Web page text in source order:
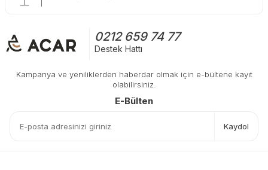
0212 659 74 77
Destek Hattı
Kampanya ve yeniliklerden haberdar olmak için e-bültene kayıt
olabilirsiniz.
E-Bülten
Kaydol